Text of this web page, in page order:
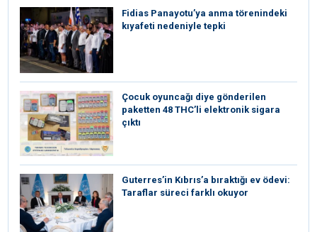
Fidias Panayotu’ya anma törenindeki
kıyafeti nedeniyle tepki
Çocuk oyuncağı diye gönderilen
paketten 48 THC’li elektronik sigara
çıktı
Guterres’in Kıbrıs’a bıraktığı ev ödevi:
Taraflar süreci farklı okuyor